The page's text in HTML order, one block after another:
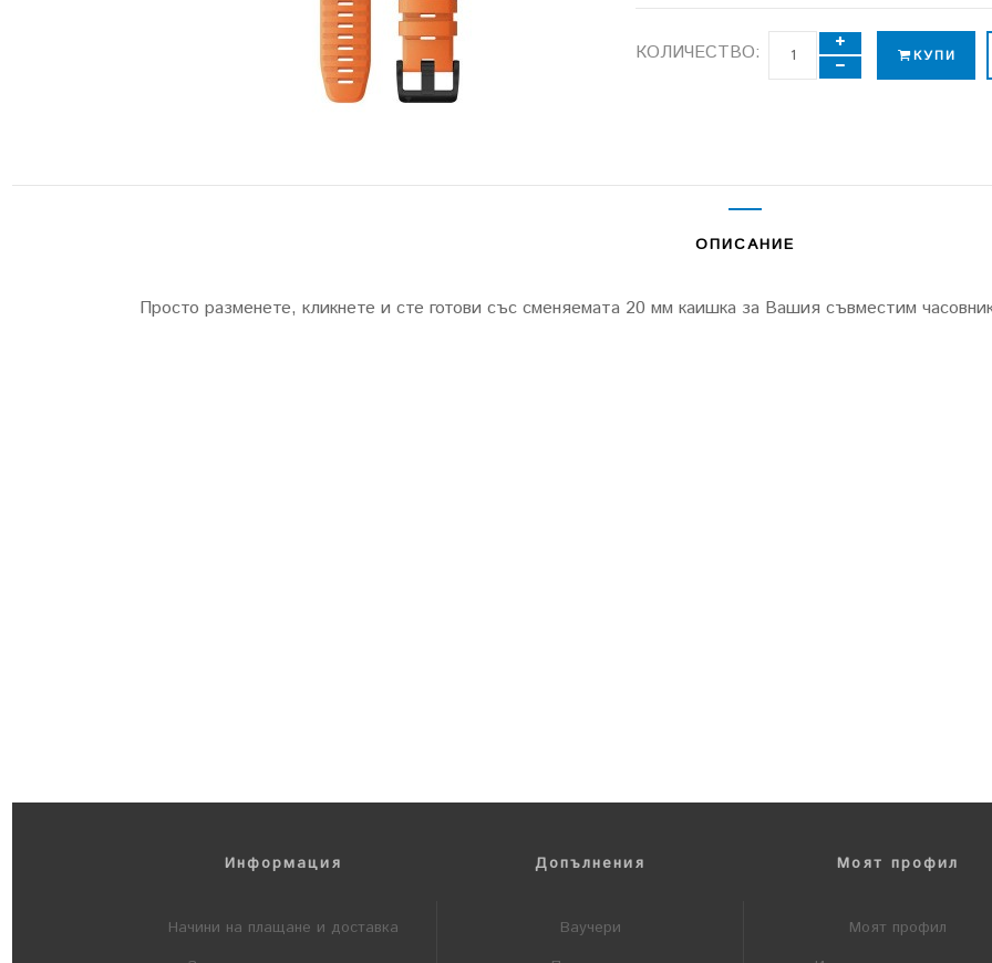
КОЛИЧЕСТВО: КУПИ
ОПИСАНИЕ
Просто разменете, кликнете и сте готови със сменяемата 20 мм каишка за Вашия съвместим
Информация
Начини на плащане и доставка
Допълнения
Ваучери
Моят профил
Моят профил